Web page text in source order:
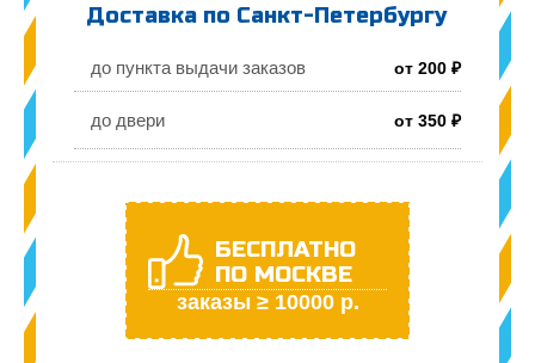
Доставка по Санкт-Петербургу
до пункта выдачи заказов от 200 ₽
до двери от 350 ₽
БЕСПЛАТНО
ПО МОСКВЕ
заказы ≥ 10000 р.